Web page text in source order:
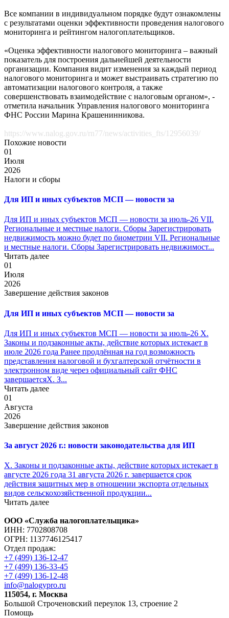
Все компании в индивидуальном порядке будут ознакомлены
с результатами оценки эффективности проведения налогового
мониторинга и рейтингом налогоплательщиков.
«Оценка эффективности налогового мониторинга – важный
показатель для построения дальнейшей деятельности
организации. Компания видит изменения за каждый период
налогового мониторинга и может выстраивать стратегию по
автоматизации налогового контроля, а также
совершенствовать взаимодействие с налоговым органом», -
отметила начальник Управления налогового мониторинга
ФНС России Марина Крашенинникова.
https://www.nalog.gov.ru/rn77/news/activities_fts/12956039/
Похожие новости
01
Июля
2026
Налоги и сборы
Для ИП и иных субъектов МСП — новости за
Для ИП и иных субъектов МСП — новости за июль-26 VII.
Региональные и местные налоги. Сборы Зарегистрировать
недвижимость можно будет по биометрии VII. Региональные
и местные налоги. Сборы Зарегистрировать недвижимост...
Читать далее
01
Июля
2026
Завершение действия законов
Для ИП и иных субъектов МСП — новости за
Для ИП и иных субъектов МСП — новости за июль-26 X.
Законы и подзаконные акты, действие которых истекает в
июле 2026 года Ранее продлённая на год возможность
представления налоговой и бухгалтерской отчётности в
электронном виде через официальный сайт ФНС
завершаетсяX. З...
Читать далее
01
Августа
2026
Завершение действия законов
За август 2026 г.: новости законодательства для ИП
X. Законы и подзаконные акты, действие которых истекает в
августе 2026 года 31 августа 2026 г. завершается срок
действия защитных мер в отношении экспорта отдельных
видов сельскохозяйственной продукции...
Читать далее
ООО «Служба налогоплательщика»
ИНН: 7702808708
ОГРН: 1137746125417
Отдел продаж:
+7 (499) 136-12-47
+7 (499) 136-33-45
+7 (499) 136-12-48
info@nalogypro.ru
115054, г. Москва
Большой Строченовский переулок 13, строение 2
Помощь